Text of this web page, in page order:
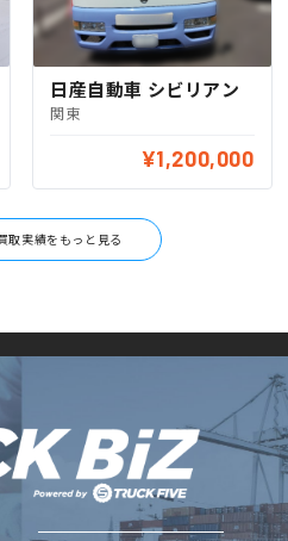
日産自動車 シビリアン
関東
¥1,200,000
取実績をもっと見る